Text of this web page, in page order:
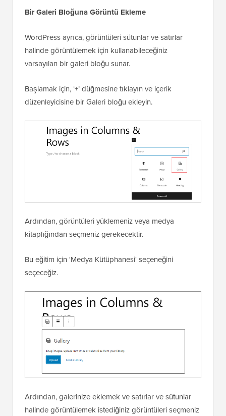
Bir Galeri Bloğuna Görüntü Ekleme
WordPress ayrıca, görüntüleri sütunlar ve satırlar
halinde görüntülemek için kullanabileceğiniz
varsayılan bir galeri bloğu sunar.
Başlamak için, ‘+’ düğmesine tıklayın ve içerik
düzenleyicisine bir Galeri bloğu ekleyin.
Ardından, görüntüleri yüklemeniz veya medya
kitaplığından seçmeniz gerekecektir.
Bu eğitim için 'Medya Kütüphanesi' seçeneğini
seçeceğiz.
Ardından, galerinize eklemek ve satırlar ve sütunlar
halinde görüntülemek istediğiniz görüntüleri seçmeniz